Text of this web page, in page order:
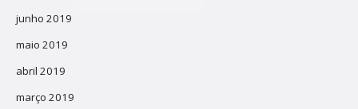
junho 2019
maio 2019
abril 2019
março 2019